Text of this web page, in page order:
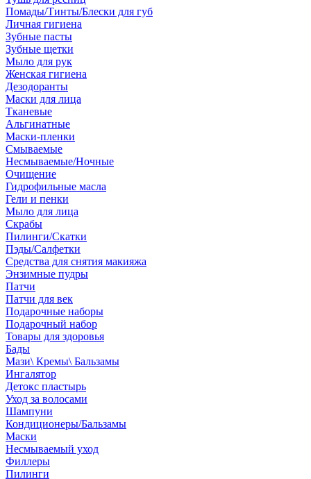
Помады/Тинты/Блески для губ
Личная гигиена
Зубные пасты
Зубные щетки
Мыло для рук
Женская гигиена
Дезодоранты
Маски для лица
Тканевые
Альгинатные
Маски-пленки
Смываемые
Несмываемые/Ночные
Очищение
Гидрофильные масла
Гели и пенки
Мыло для лица
Скрабы
Пилинги/Скатки
Пэды/Салфетки
Средства для снятия макияжа
Энзимные пудры
Патчи
Патчи для век
Подарочные наборы
Подарочный набор
Товары для здоровья
Бады
Мази\ Кремы\ Бальзамы
Ингалятор
Детокс пластырь
Уход за волосами
Шампуни
Кондиционеры/Бальзамы
Маски
Несмываемый уход
Филлеры
Пилинги